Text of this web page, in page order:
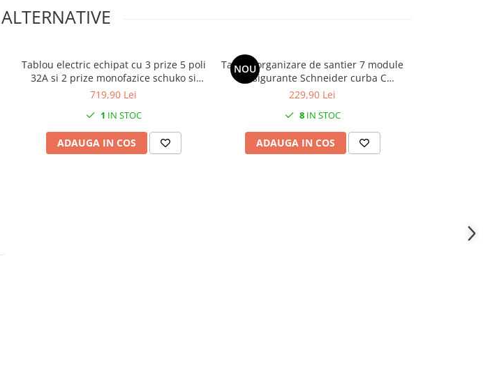
Tablou electric echipat cu 3 prize 5 poli
32A si 2 prize monofazice schuko si
sigurante organizare de santier plastic
719,90 Lei
1 IN STOC
ADAUGA IN COS
NOU
Tablou organizare de santier 7 module
cu sigurante Schneider curba C
precablat echipat cu 2 prize
229,90 Lei
8IN STOC
ADAUGA IN COS